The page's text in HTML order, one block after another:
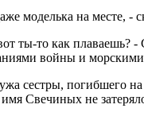
моделька на месте, -
ты-то как плаваешь?
войны и
сестры, погибшего
Свечиных не